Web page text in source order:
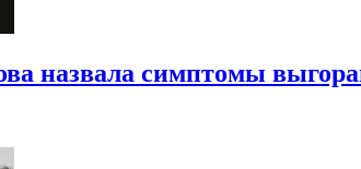
назвала симптомы